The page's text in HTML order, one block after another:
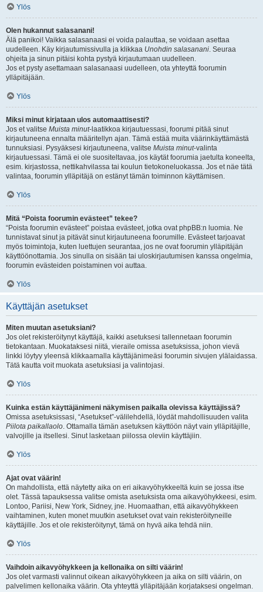
Ylös
Olen hukannut salasanani!
Älä panikoi! Vaikka salasanaasi ei voida palauttaa, se voidaan asettaa
uudelleen. Käy kirjautumissivulla ja klikkaa Unohdin salasanani. Seuraa
ohjeita ja sinun pitäisi kohta pystyä kirjautumaan uudelleen.
Jos et pysty asettamaan salasanaasi uudelleen, ota yhteyttä foorumin
ylläpitäjään.
Ylös
Miksi minut kirjataan ulos automaattisesti?
Jos et valitse Muista minut-laatikkoa kirjautuessasi, foorumi pitää sinut
kirjautuneena ennalta määritellyn ajan. Tämä estää muita väärinkäyttämästä
tunnuksiasi. Pysyäksesi kirjautuneena, valitse Muista minut-valinta
kirjautuessasi. Tämä ei ole suositeltavaa, jos käytät foorumia jaetulta koneelta,
esim. kirjastossa, nettikahvilassa tai koulun tietokoneluokassa. Jos et näe tätä
valintaa, foorumin ylläpitäjä on estänyt tämän toiminnon käyttämisen.
Ylös
Mitä “Poista foorumin evästeet” tekee?
“Poista foorumin evästeet” poistaa evästeet, jotka ovat phpBB:n luomia. Ne
tunnistavat sinut ja pitävät sinut kirjautuneena foorumille. Evästeet tarjoavat
myös toimintoja, kuten luettujen seurantaa, jos ne ovat foorumin ylläpitäjän
käyttöönottamia. Jos sinulla on sisään tai uloskirjautumisen kanssa ongelmia,
foorumin evästeiden poistaminen voi auttaa.
Ylös
Käyttäjän asetukset
Miten muutan asetuksiani?
Jos olet rekisteröitynyt käyttäjä, kaikki asetuksesi tallennetaan foorumin
tietokantaan. Muokataksesi niitä, vieraile omissa asetuksissa, johon vievä
linkki löytyy yleensä klikkaamalla käyttäjänimeäsi foorumin sivujen ylälaidassa.
Tätä kautta voit muokata asetuksiasi ja valintojasi.
Ylös
Kuinka estän käyttäjänimeni näkymisen paikalla olevissa käyttäjissä?
Omissa asetuksissasi, “Asetukset”-välilehdellä, löydät mahdollisuuden valita
Piilota paikallaolo. Ottamalla tämän asetuksen käyttöön näyt vain ylläpitäjille,
valvojille ja itsellesi. Sinut lasketaan piilossa oleviin käyttäjiin.
Ylös
Ajat ovat väärin!
On mahdollista, että näytetty aika on eri aikavyöhykkeeltä kuin se jossa itse
olet. Tässä tapauksessa valitse omista asetuksista oma aikavyöhykkeesi, esim.
Lontoo, Pariisi, New York, Sidney, jne. Huomaathan, että aikavyöhykkeen
vaihtaminen, kuten monet muutkin asetukset ovat vain rekisteröityneille
käyttäjille. Jos et ole rekisteröitynyt, tämä on hyvä aika tehdä niin.
Ylös
Vaihdoin aikavyöhykkeen ja kellonaika on silti väärin!
Jos olet varmasti valinnut oikean aikavyöhykkeen ja aika on silti väärin, on
palvelimen kellonaika väärin. Ota yhteyttä ylläpitäjään korjataksesi ongelman.